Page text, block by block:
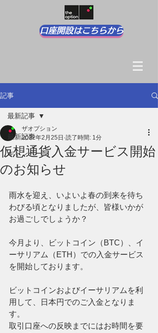
口座開設はこちらから
記事
最新記事
キャンペーン
最新記事
仮想通貨入金サービス開始
のお知らせ
ザオプション
2022年2月25日 読了時間: 1分
雨水を迎え、 いよいよ春の到来を待ち
わびる頃となりましたが、皆様いかが
お過ごしでしょうか？
今月より、ビットコイン（ BTC）
、イ
ーサリアム（ETH）での入金サービス
を開始しております。
ビットコインおよびイーサリアムを利
用して、日本円でのご入金となりま
す。
取引口座への反映までにはお時間を要